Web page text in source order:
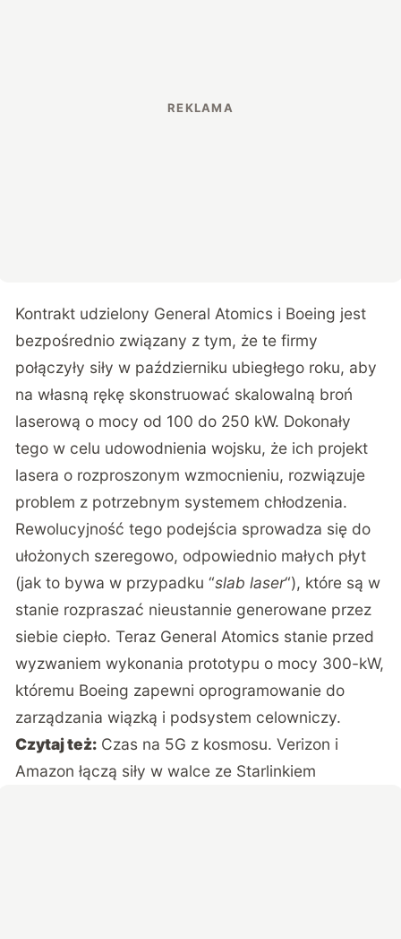
Kontrakt udzielony General Atomics i Boeing jest
bezpośrednio związany z tym, że te firmy
połączyły siły w październiku ubiegłego roku, aby
na własną rękę skonstruować skalowalną broń
laserową o mocy od 100 do 250 kW. Dokonały
tego w celu udowodnienia wojsku, że ich projekt
lasera o rozproszonym wzmocnieniu, rozwiązuje
problem z potrzebnym systemem chłodzenia.
Rewolucyjność tego podejścia sprowadza się do
ułożonych szeregowo, odpowiednio małych płyt
(jak to bywa w przypadku “slab laser“), które są w
stanie rozpraszać nieustannie generowane przez
siebie ciepło. Teraz General Atomics stanie przed
wyzwaniem wykonania prototypu o mocy 300-kW,
któremu Boeing zapewni oprogramowanie do
zarządzania wiązką i podsystem celowniczy.
Czytaj też: Czas na 5G z kosmosu. Verizon i
Amazon łączą siły w walce ze Starlinkiem